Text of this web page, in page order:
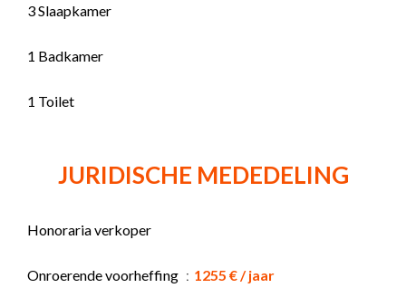
3 Slaapkamer
1 Badkamer
1 Toilet
JURIDISCHE MEDEDELING
Honoraria verkoper
Onroerende voorheffing 1255 € / jaar